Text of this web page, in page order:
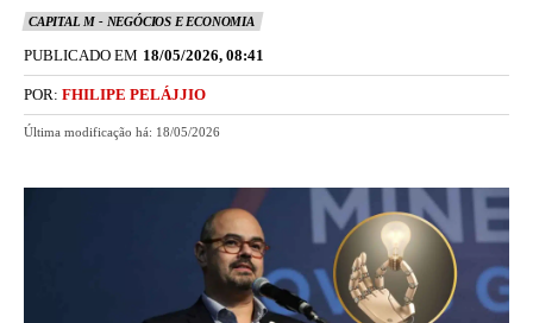
CAPITAL M - NEGÓCIOS E ECONOMIA
PUBLICADO EM 18/05/2026, 08:41
POR: FHILIPE PELÁJJIO
Última modificação há: 18/05/2026